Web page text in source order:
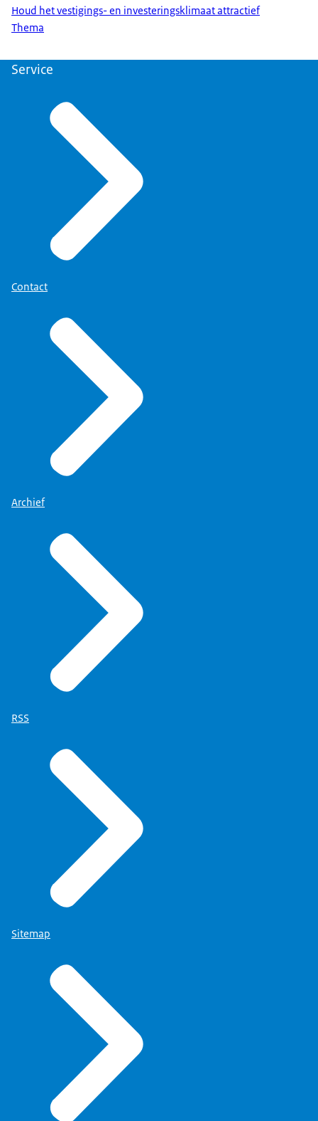
Houd het vestigings- en investeringsklimaat attractief
Thema
Service
Contact
Archief
RSS
Sitemap